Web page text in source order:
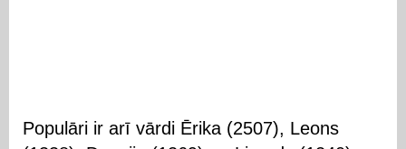
Populāri ir arī vārdi Ērika (2507), Leons